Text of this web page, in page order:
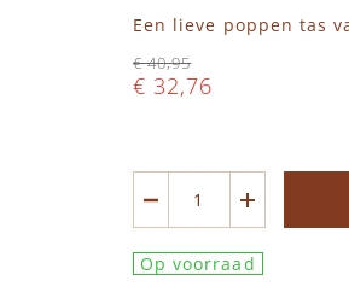
Een lieve poppen tas
€ 32,76
€ 40,95
Op voorraad